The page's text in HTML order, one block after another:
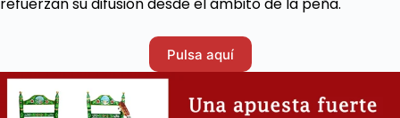
refuerzan su difusión desde el ámbito de la peña.
Pulsa aquí